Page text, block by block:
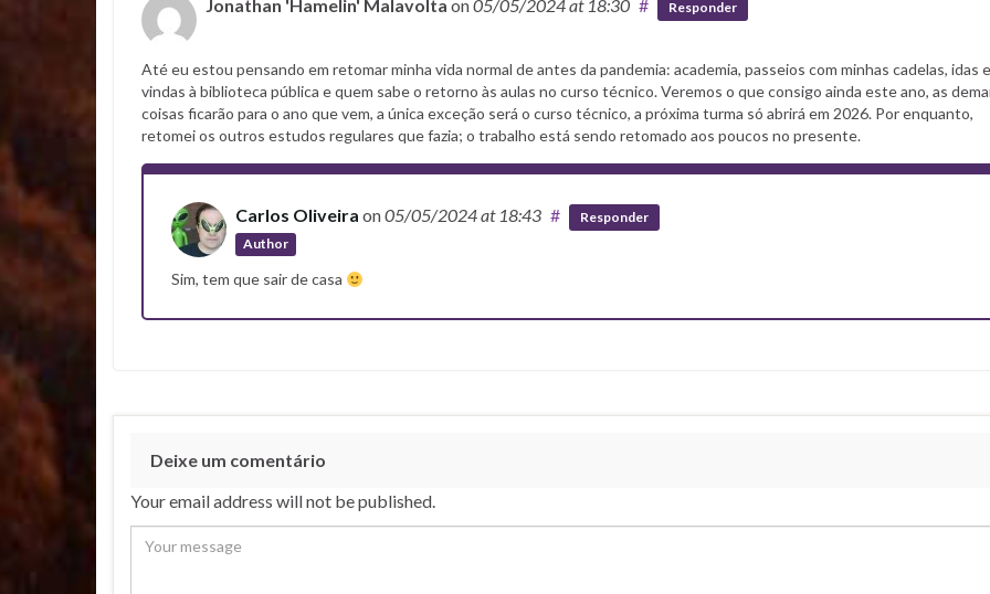
Jonathan 'Hamelin' Malavolta on05/05/2024at 18:30 # Responder
Até eu estou pensando em retomar minha vida normal de antes da pandemia: academia, passeios com minhas cadelas, idas e
vindas à biblioteca pública e quem sabe o retorno às aulas no curso técnico. Veremos o que consigo ainda este ano, as
coisas ficarão para o ano que vem, a única exceção será o curso técnico, a próxima turma só abrirá em 2026. Por enquanto,
retomei os outros estudos regulares que fazia; o trabalho está sendo retomado aos poucos no presente.
Carlos Oliveira on05/05/2024at 18:43
Author
# Responder
Sim, tem que sair de casa
Deixe um comentário
Your email address will not be published.